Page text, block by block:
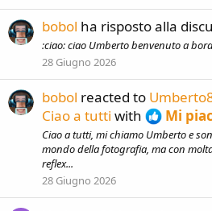
bobol ha risposto alla
:ciao: ciao Umberto benvenuto a
28 Giugno 2026
bobol reacted to
Ciao a tutti with Mi
Ciao a tutti, mi chiamo Umberto e
mondo della fotografia, ma con
reflex...
28 Giugno 2026